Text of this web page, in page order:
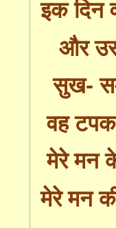
इक दिन
और
सुख-
वह
मेरे मन
मेरे मन